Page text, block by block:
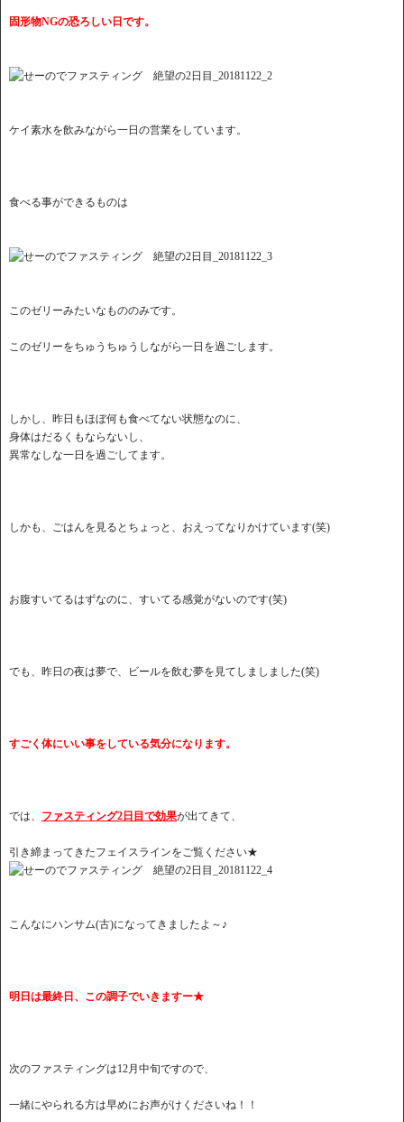
固形物NGの恐ろしい日です。
ケイ素水を飲みながら一日の営業をしています。
食べる事ができるものは
このゼリーみたいなもののみです。
このゼリーをちゅうちゅうしながら一日を過ごします。
しかし、昨日もほぼ何も食べてない状態なのに、
身体はだるくもならないし、
異常なしな一日を過ごしてます。
しかも、ごはんを見るとちょっと、おえってなりかけています(笑)
お腹すいてるはずなのに、すいてる感覚がないのです(笑)
でも、昨日の夜は夢で、ビールを飲む夢を見てしましました(笑)
すごく体にいい事をしている気分になります。
では、 ファスティング2日目で効果が出てきて、
引き締まってきたフェイスラインをご覧ください★
こんなにハンサム(古)になってきましたよ～♪
明日は最終日、この調子でいきますー★
次のファスティングは12月中旬ですので、
一緒にやられる方は早めにお声がけくださいね！！